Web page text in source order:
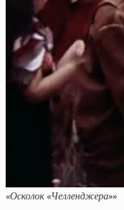
«Осколок «Челленджера»»